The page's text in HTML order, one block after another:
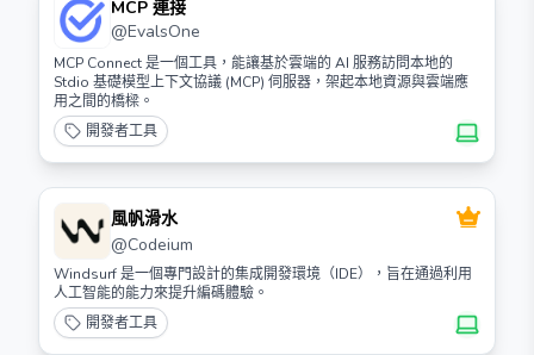
MCP 連接
@EvalsOne
MCP Connect 是一個工具，能讓基於雲端的 AI 服務訪問本地的
Stdio 基礎模型上下文協議 (MCP) 伺服器，架起本地資源與雲端應
用之間的橋樑。
開發者工具
風帆滑水
@Codeium
Windsurf 是一個專門設計的集成開發環境（IDE），旨在通過利用
人工智能的能力來提升編碼體驗。
開發者工具